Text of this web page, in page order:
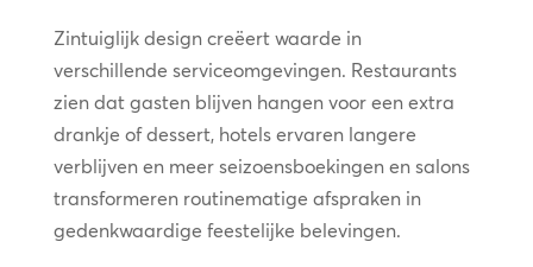
Zintuiglijk design creëert waarde in
verschillende serviceomgevingen. Restaurants
zien dat gasten blijven hangen voor een extra
drankje of dessert, hotels ervaren langere
verblijven en meer seizoensboekingen en salons
transformeren routinematige afspraken in
gedenkwaardige feestelijke belevingen.